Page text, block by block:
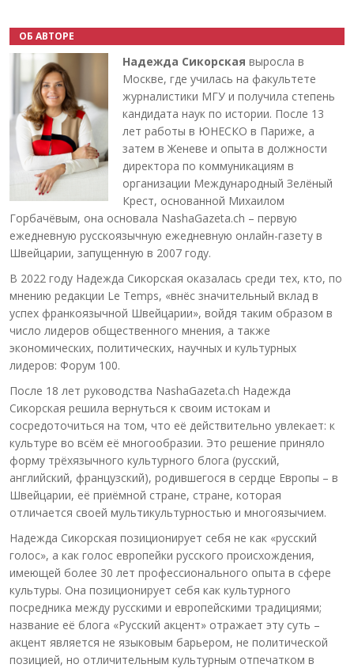
ОБ АВТОРЕ
Надежда Сикорская выросла в
Москве, где училась на факультете
журналистики МГУ и получила степень
кандидата наук по истории. После 13
лет работы в ЮНЕСКО в Париже, а
затем в Женеве и опыта в должности
директора по коммуникациям в
организации Международный Зелёный
Крест, основанной Михаилом
Горбачёвым, она основала NashaGazeta.ch – первую
ежедневную русскоязычную ежедневную онлайн-газету в
Швейцарии, запущенную в 2007 году.
В 2022 году Надежда Сикорская оказалась среди тех, кто, по
мнению редакции Le Temps, «внёс значительный вклад в
успех франкоязычной Швейцарии», войдя таким образом в
число лидеров общественного мнения, а также
экономических, политических, научных и культурных
лидеров: Форум 100.
После 18 лет руководства NashaGazeta.ch Надежда
Сикорская решила вернуться к своим истокам и
сосредоточиться на том, что её действительно увлекает: к
культуре во всём её многообразии. Это решение приняло
форму трёхязычного культурного блога (русский,
английский, французский), родившегося в сердце Европы – в
Швейцарии, её приёмной стране, стране, которая
отличается своей мультикультурностью и многоязычием.
Надежда Сикорская позиционирует себя не как «русский
голос», а как голос европейки русского происхождения,
имеющей более 30 лет профессионального опыта в сфере
культуры. Она позиционирует себя как культурного
посредника между русскими и европейскими традициями;
название её блога «Русский акцент» отражает эту суть –
акцент является не языковым барьером, не политической
позицией, но отличительным культурным отпечатком в